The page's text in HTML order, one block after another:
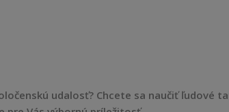
udalosť? Chcete sa naučiť ľudové